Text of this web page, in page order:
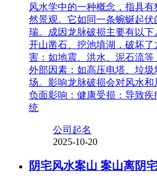
风水学中的一种概念，指具
然景观。它如同一条蜿蜒起
瑞。成因龙脉破损主要有以
开山凿石、挖池填湖，破坏
害：如地震、洪水、泥石流等
外部因素：如高压电塔、垃
场。影响龙脉破损会对风水和
负面影响：健康受损：导致
统
公司起名
2025-10-20
阴宅风水案山 案山离阴